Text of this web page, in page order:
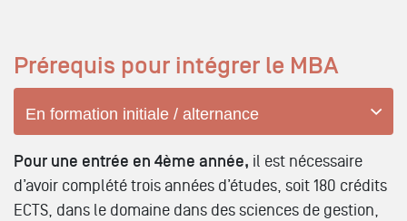
Prérequis pour intégrer le MBA
En formation initiale / alternance
Pour une entrée en 4ème année, il est nécessaire
d’avoir complété trois années d’études, soit 180 crédits
ECTS, dans le domaine dans des sciences de gestion,